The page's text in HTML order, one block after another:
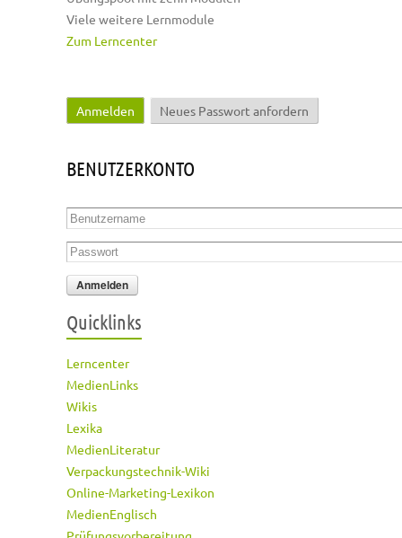
Viele weitere Lernmodule
Zum Lerncenter
Haupt-Reiter
Anmelden (aktiver Reiter)
Neues Passwort anfordern
BENUTZERKONTO
Benutzername
Passwort
Quicklinks
Lerncenter
MedienLinks
Wikis
Lexika
MedienLiteratur
Verpackungstechnik-Wiki
Online-Marketing-Lexikon
MedienEnglisch